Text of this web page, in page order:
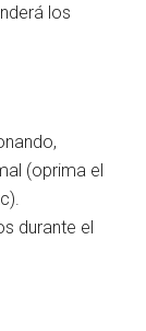
los
(oprima el
durante el